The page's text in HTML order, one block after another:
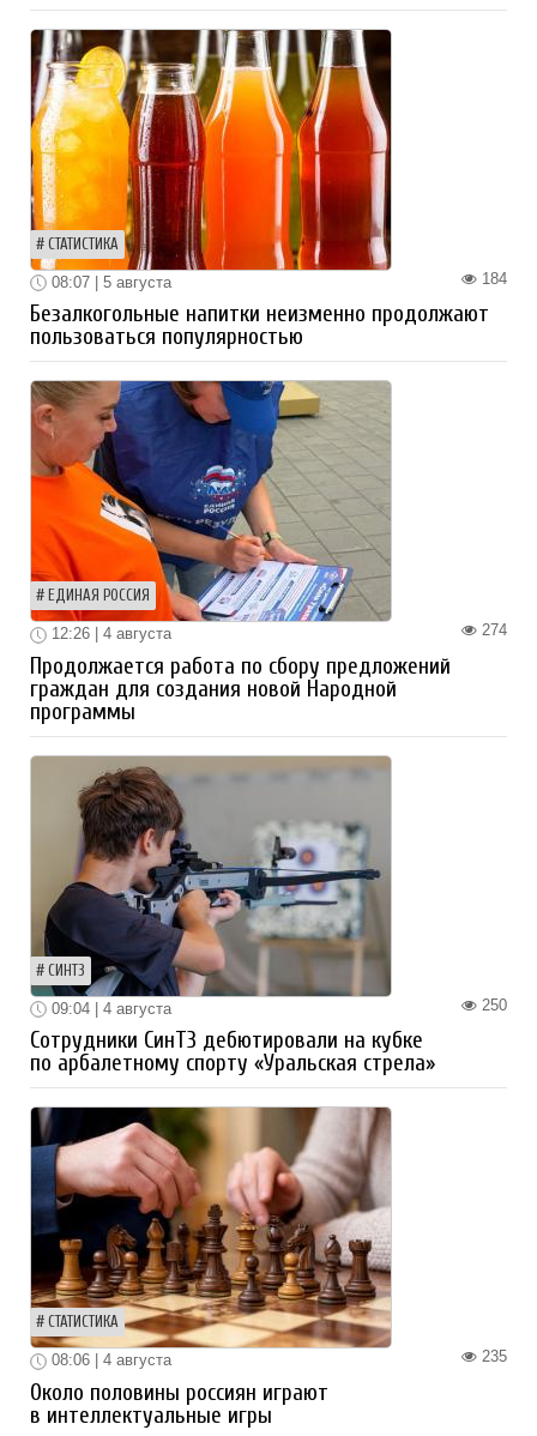
СТАТИСТИКА
184
08:07 | 5 августа
Безалкогольные напитки неизменно продолжают
пользоваться популярностью
ЕДИНАЯ РОССИЯ
274
12:26 | 4 августа
Продолжается работа по сбору предложений
граждан для создания новой Народной
программы
СИНТЗ
250
09:04 | 4 августа
Сотрудники СинТЗ дебютировали на кубке
по арбалетному спорту «Уральская стрела»
СТАТИСТИКА
235
08:06 | 4 августа
Около половины россиян играют
в интеллектуальные игры